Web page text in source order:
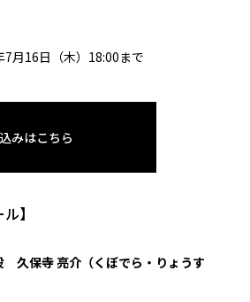
月16日（木）18:00まで
みはこちら
】
久保寺 亮介（くぼでら・りょうす